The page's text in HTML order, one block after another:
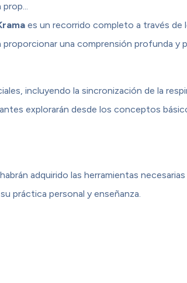
es un recorrido completo a través de
una comprensión profunda
incluyendo la sincronización de la
explorarán desde los conceptos
adquirido las herramientas
práctica personal y enseñanza.